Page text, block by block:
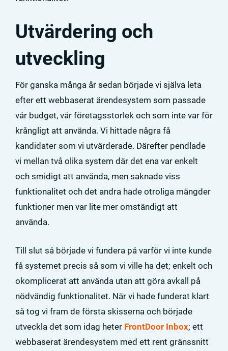
Utvärdering och
utveckling
För ganska många år sedan började vi själva leta
efter ett webbaserat ärendesystem som passade
vår budget, vår företagsstorlek och som inte var för
krångligt att använda. Vi hittade några få
kandidater som vi utvärderade. Därefter pendlade
vi mellan två olika system där det ena var enkelt
och smidigt att använda, men saknade viss
funktionalitet och det andra hade otroliga mängder
funktioner men var lite mer omständigt att
använda.
Till slut så började vi fundera på varför vi inte kunde
få systemet precis så som vi ville ha det; enkelt och
okomplicerat att använda utan att göra avkall på
nödvändig funktionalitet. När vi hade funderat klart
så tog vi fram de första skisserna och började
utveckla det som idag heter FrontDoor Inbox; ett
webbaserat ärendesystem med ett rent gränssnitt